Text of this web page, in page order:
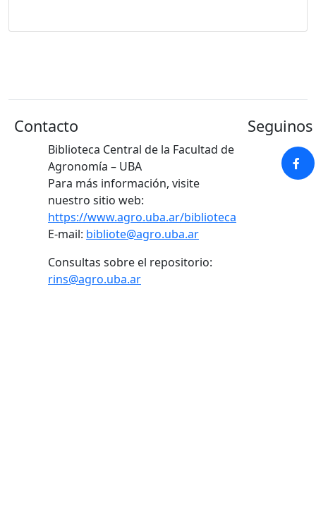
Contacto
Biblioteca Central de la Facultad de
Agronomía – UBA
Para más información, visite
nuestro sitio web:
https://www.agro.uba.ar/biblioteca
E-mail: bibliote@agro.uba.ar
Consultas sobre el repositorio:
rins@agro.uba.ar